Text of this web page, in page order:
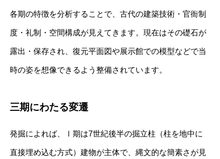
各期の特徴を分析することで、古代の建築技術・官衙制
度・礼制・空間構成が見えてきます。現在はその礎石が
露出・保存され、復元平面図や展示館での模型などで当
時の姿を想像できるよう整備されています。
三期にわたる変遷
発掘によれば、Ⅰ期は7世紀後半の掘立柱（柱を地中に
直接埋め込む方式）建物が主体で、縄文的な簡素さが見